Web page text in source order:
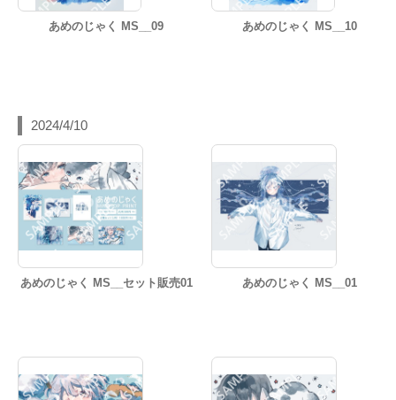
あめのじゃく MS__09 あめのじゃく MS__10
2024/4/10
あめのじゃく MS__セット販売01 あめのじゃく MS__01